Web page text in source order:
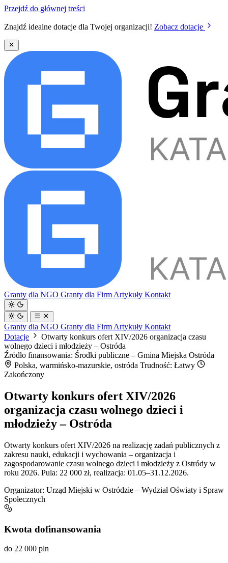
Przejdź do głównej treści
Znajdź idealne dotacje dla Twojej organizacji! Zobacz dotacje
Granty dla NGO Granty dla Firm Artykuły Kontakt
Granty dla NGO Granty dla Firm Artykuły Kontakt
Dotacje
Otwarty konkurs ofert XIV/2026 organizacja czasu
wolnego dzieci i młodzieży – Ostróda
Źródło finansowania: Środki publiczne – Gmina Miejska Ostróda
Polska, warmińsko-mazurskie, ostróda Trudność: Łatwy
Zakończony
Otwarty konkurs ofert XIV/2026
organizacja czasu wolnego dzieci i
młodzieży – Ostróda
Otwarty konkurs ofert XIV/2026 na realizację zadań publicznych z
zakresu nauki, edukacji i wychowania – organizacja i
zagospodarowanie czasu wolnego dzieci i młodzieży z Ostródy w
roku 2026. Pula: 22 000 zł, realizacja: 01.05–31.12.2026.
Organizator: Urząd Miejski w Ostródzie – Wydział Oświaty i Spraw
Społecznych
Kwota dofinansowania
do 22 000 pln